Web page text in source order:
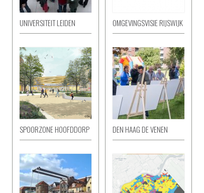
UNIVERSITEIT LEIDEN OMGEVINGSVISIE RIJSWIJK
SPOORZONE HOOFDDORP DEN HAAG DE VENEN